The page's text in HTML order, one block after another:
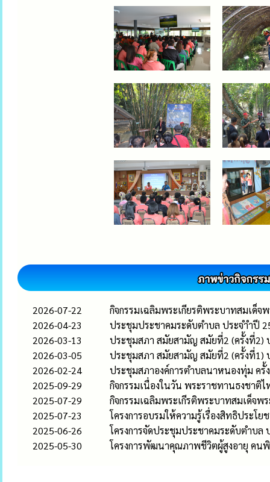
2026-07-22
กิจกรรมเฉลิมพระเกียรติพระบาทสมเด็จ
2026-04-23
ประชุมประชาคมระดับตำบล ประจำำปี
2026-03-13
ประชุมสภา สมัยสามัญ สมัยที่2 (ครั้งที่2)
2026-03-05
ประชุมสภา สมัยสามัญ สมัยที่2 (ครั้งที่1)
2026-02-24
ประชุมสภาองค์การตำบลนาหนองทุ่ม ครั้
2025-09-29
กิจกรรมเนื่องในวัน พระราชทานธงชาติ
2025-07-29
กิจกรรมเฉลิมพระเกีรติพระบาทสมเด็จพ
2025-07-23
โครงการอบรมให้ความรู้เรื่องสิทธิประโ
2025-06-26
โครงการจัดประชุมประชาคมระดับตำบ
2025-05-30
โครงการพัฒนาคุณภาพชีวิตผู้สูงอายุ คนพิ